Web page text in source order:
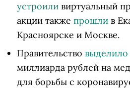
устроили виртуальный
акции также прошли в
Красноярске и Москве.
Правительство выделило
миллиарда рублей на
для борьбы с